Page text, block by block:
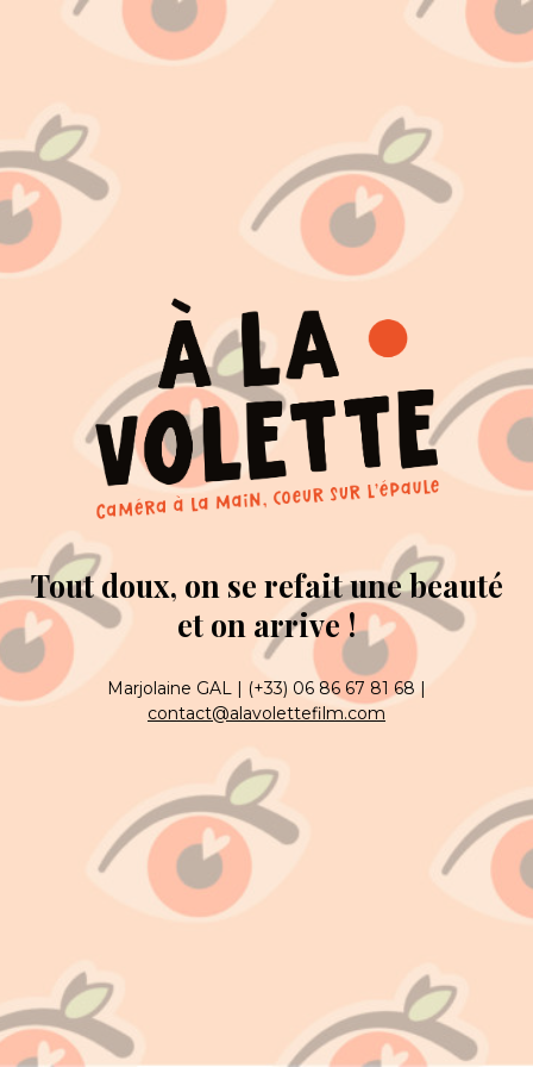
Tout doux, on se refait une beauté
et on arrive !
Marjolaine GAL | (+33) 06 86 67 81 68 |
contact@alavolettefilm.com